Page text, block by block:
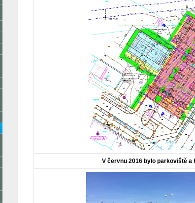
V červnu 2016 bylo parkoviště a